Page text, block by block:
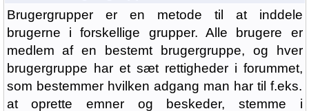
Brugergrupper er en metode til at inddele
brugerne i forskellige grupper. Alle brugere er
medlem af en bestemt brugergruppe, og hver
brugergruppe har et sæt rettigheder i forummet,
som bestemmer hvilken adgang man har til f.eks.
at oprette emner og beskeder, stemme i